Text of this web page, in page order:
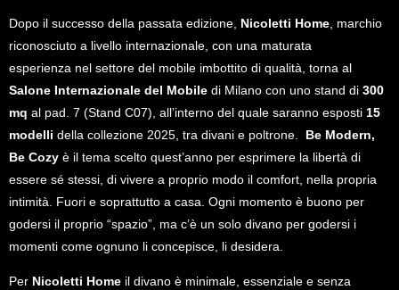
Dopo il successo della passata edizione, Nicoletti Home, marchio
riconosciuto a livello internazionale, con una maturata
esperienza nel settore del mobile imbottito di qualità, torna al
Salone Internazionale del Mobile di Milano con uno stand di 300
mq al pad. 7 (Stand C07), all’interno del quale saranno esposti 15
modelli della collezione 2025, tra divani e poltrone. Be Modern,
Be Cozy è il tema scelto quest’anno per esprimere la libertà di
essere sé stessi, di vivere a proprio modo il comfort, nella propria
intimità. Fuori e soprattutto a casa. Ogni momento è buono per
godersi il proprio “spazio”, ma c’è un solo divano per godersi i
momenti come ognuno li concepisce, li desidera.
Per Nicoletti Home il divano è minimale, essenziale e senza